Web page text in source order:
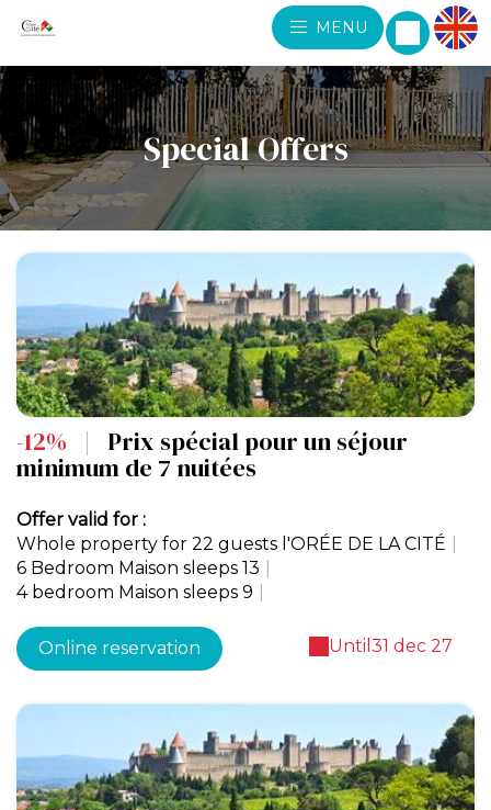
MENU
Special Offers
-12% |
Prix spécial pour un séjour
minimum de 7 nuitées
Offer valid for :
Whole property for 22 guests l'ORÉE DE LA CITÉ
6 Bedroom Maison sleeps 13
4 bedroom Maison sleeps 9
Online reservation Until 31 dec 27